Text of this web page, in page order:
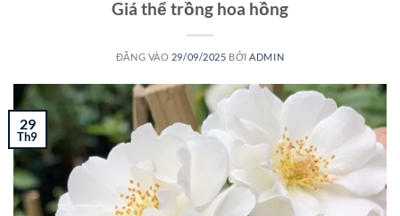
Giá thể trồng hoa hồng
ĐĂNG VÀO 29/09/2025 BỞIADMIN
29
Th9